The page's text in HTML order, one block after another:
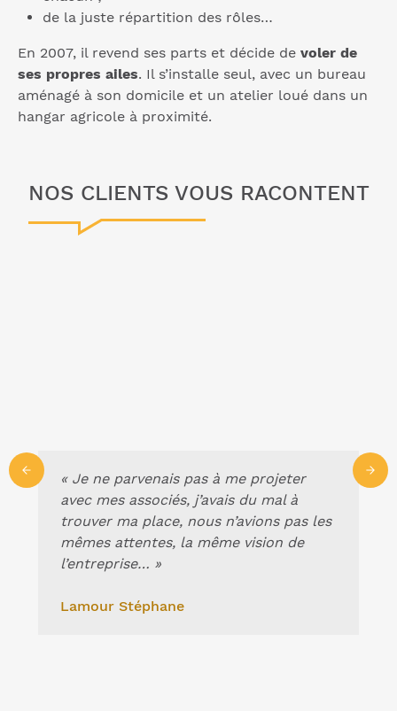
de la juste répartition des rôles…
En 2007, il revend ses parts et décide de voler de
ses propres ailes. Il s’installe seul, avec un bureau
aménagé à son domicile et un atelier loué dans un
hangar agricole à proximité.
NOS CLIENTS VOUS RACONTENT
« Je ne parvenais pas à me projeter
avec mes associés, j’avais du mal à
trouver ma place, nous n’avions pas les
mêmes attentes, la même vision de
l’entreprise… »
Lamour Stéphane